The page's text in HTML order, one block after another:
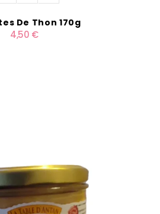
De Thon 170g
4,50 €